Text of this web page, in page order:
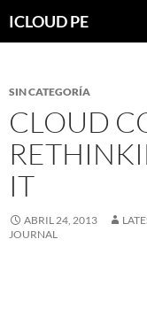
hacia
ICLOUD PE
SIN CATEGORÍA
CLOUD
IT
ABRIL 24, 2013
JOURNAL